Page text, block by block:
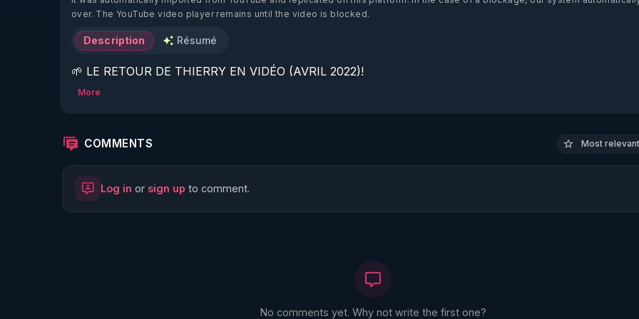
over. The YouTube video player remains until the video is blocked.
Description Résumé
🌱 LE RETOUR DE THIERRY EN VIDÉO (AVRIL 2022)!
🌱 LE MAGAZINE RÉGÉNÈRE
http://rgnr.li/ymag
More
COMMENTS Most
Log in or sign up to comment.
No comments yet. Why not write the first one?